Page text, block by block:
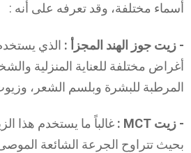
أسماء مختلفة، وقد تعرفه على أنه :
- زيت جوز الهند المجزأ : الذي
أغراض مختلفة للعناية المنزلية
المرطبة للبشرة وبلسم الشعر،
- زيت MCT :
غالباً ما يستخدم هذا